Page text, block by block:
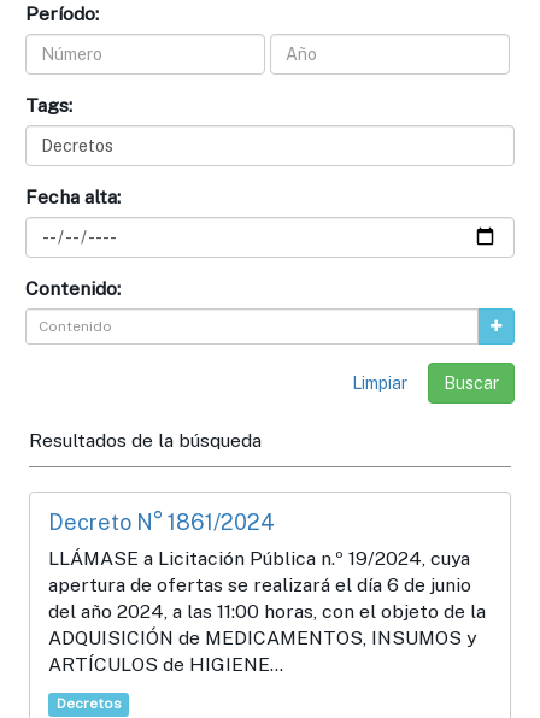
Período:
Tags:
Fecha alta:
Contenido:
Limpiar
Resultados de la búsqueda
Decreto N° 1861/2024
LLÁMASE a Licitación Pública n.º 19/2024, cuya
apertura de ofertas se realizará el día 6 de junio
del año 2024, a las 11:00 horas, con el objeto de la
ADQUISICIÓN de MEDICAMENTOS, INSUMOS y
ARTÍCULOS de HIGIENE...
Decretos